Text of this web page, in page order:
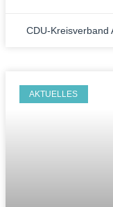
CDU-Kreisverband
AKTUELLES